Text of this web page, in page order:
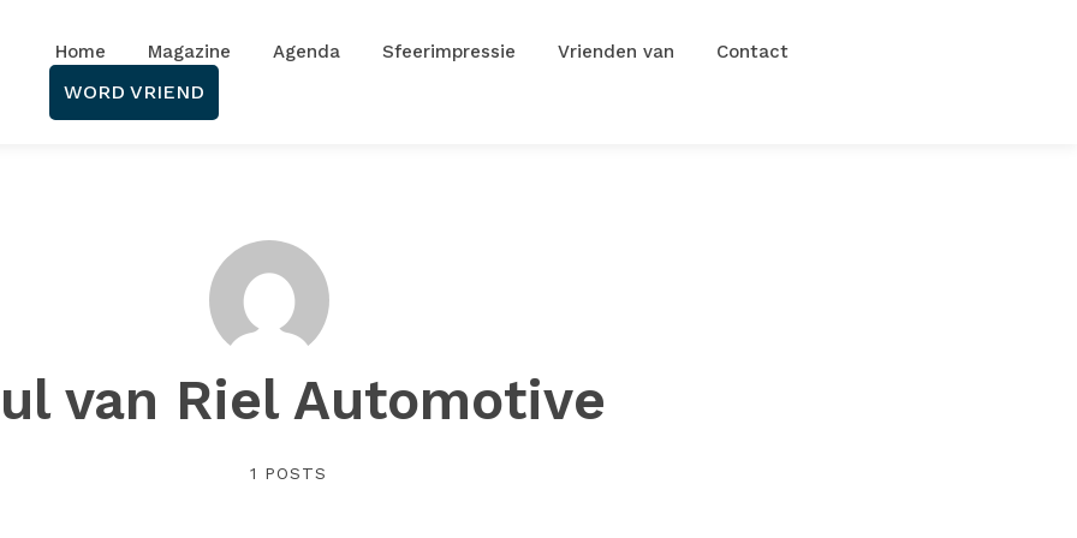
Home Magazine Agenda Sfeerimpressie Vrienden van Contact
WORD VRIEND
van Riel Automotive
1 POSTS